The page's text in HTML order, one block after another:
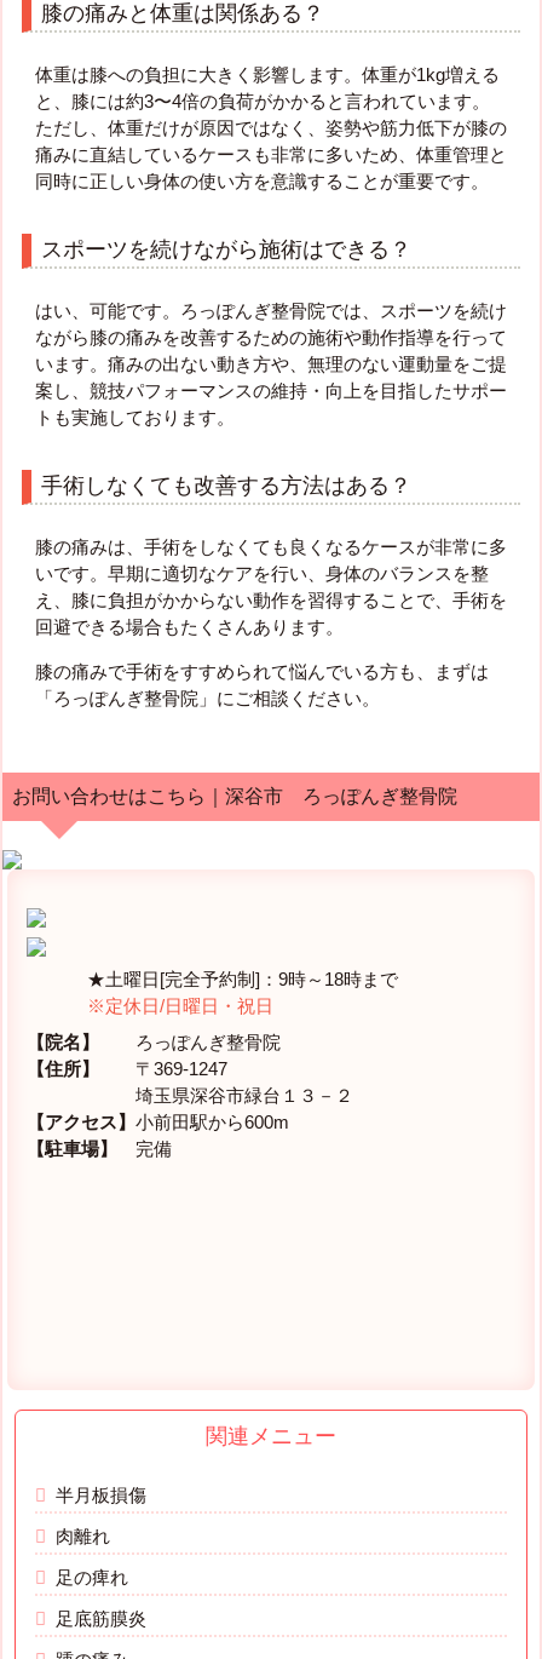
膝の痛みと体重は関係ある？
体重は膝への負担に大きく影響します。体重が1kg増える
と、膝には約3〜4倍の負荷がかかると言われています。
ただし、体重だけが原因ではなく、姿勢や筋力低下が膝の
痛みに直結しているケースも非常に多いため、体重管理と
同時に正しい身体の使い方を意識することが重要です。
スポーツを続けながら施術はできる？
はい、可能です。ろっぽんぎ整骨院では、スポーツを続け
ながら膝の痛みを改善するための施術や動作指導を行って
います。痛みの出ない動き方や、無理のない運動量をご提
案し、競技パフォーマンスの維持・向上を目指したサポー
トも実施しております。
手術しなくても改善する方法はある？
膝の痛みは、手術をしなくても良くなるケースが非常に多
いです。早期に適切なケアを行い、身体のバランスを整
え、膝に負担がかからない動作を習得することで、手術を
回避できる場合もたくさんあります。
膝の痛みで手術をすすめられて悩んでいる方も、まずは
「ろっぽんぎ整骨院」にご相談ください。
お問い合わせはこちら｜深谷市 ろっぽんぎ整骨院
★土曜日[完全予約制]：9時～18時まで
※定休日/日曜日・祝日
【院名】
ろっぽんぎ整骨院
【住所】
〒369-1247
埼玉県深谷市緑台１３－２
【アクセス】 小前田駅から600m
【駐車場】
完備
関連メニュー
半月板損傷
肉離れ
足の痺れ
足底筋膜炎